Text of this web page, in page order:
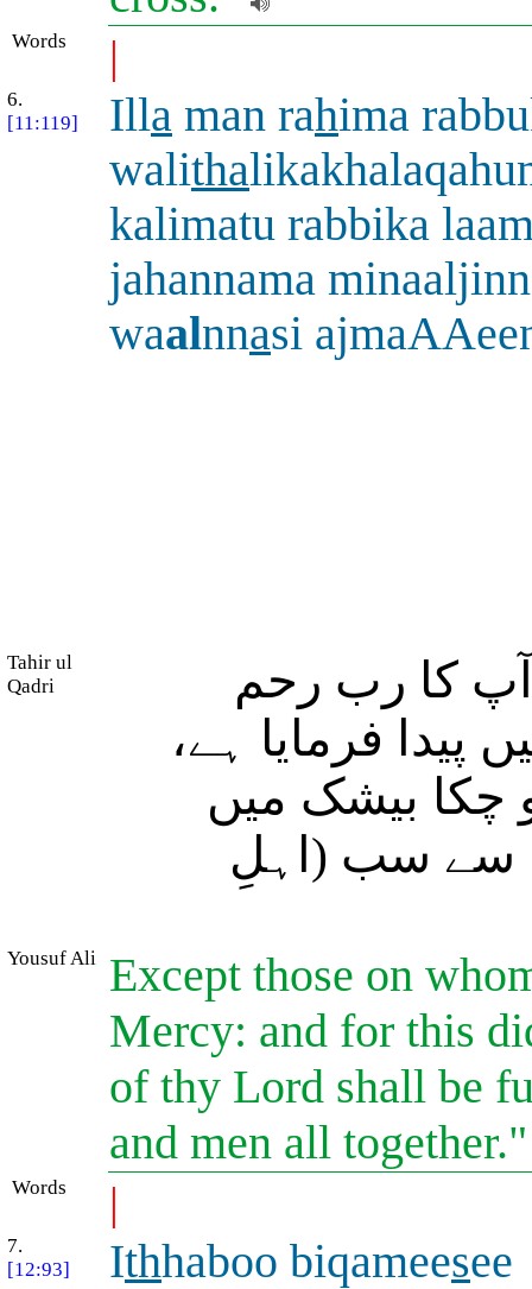
Words |
6.
[11:119]
Illa man rahima
walitha
kalimatu rabbika
jahannama
waalnnasi
Tahir ul
Qadri
کا رب رحم
پیدا فرمایا ہے،
چکا بیشک میں
سے سب (اہلِ
Yousuf Ali
Except those on
Mercy: and for this
of thy Lord shall be
and men all
Words |
7.
[12:93]
Ithhaboo biqameesee